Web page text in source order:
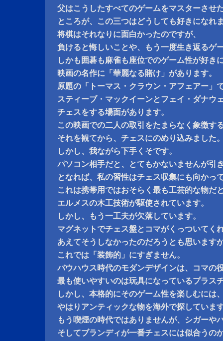
父はこうしたすべてのゲームをマスターさせ
ところが、この三つはどうしても好きになれ
将棋はそれなりに面白かったのですが、
負けると悔しいことや、もう一度生き返るゲ
しかも囲碁も麻雀も座位でのゲーム性が好き
映画の名作に「華麗なる賭け」があります。
原題の「トーマス・クラウン・アフェアー」
スティーブ・マックイーンとフェイ・ダナウ
チェスをする場面があります。
この映画での二人の取引をたまらなく象徴す
それを観てから、チェスにのめり込みました
しかし、我ながら下手くそです。
パソコン相手だと、とてもかないませんが引
となれば、私の習性はチェス収集にも向かっ
これは携帯用ではおそらく最も工芸的な物だ
エルメスの木工技術が駆使されています。
しかし、もう一工夫が欠落しています。
マグネットでチェス盤とコマがくっついてく
あえてそうしなかったのだろうとも思います
これでは「装飾的」にすぎません。
バウハウス時代のモダンデザインは、コマの
最も使いやすいのは玩具になっているプラス
しかし、本格的にそのゲーム性を楽しむには
やはりアンティックな物を海外で探していま
もう喫煙の時代ではありませんが、シガーや
そしてブランディが一番チェスには似合うの